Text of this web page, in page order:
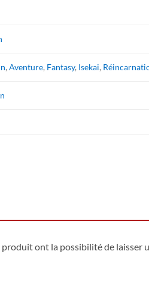
,Aventure, Fantasy, Isekai,
ont la possibilité de laisser